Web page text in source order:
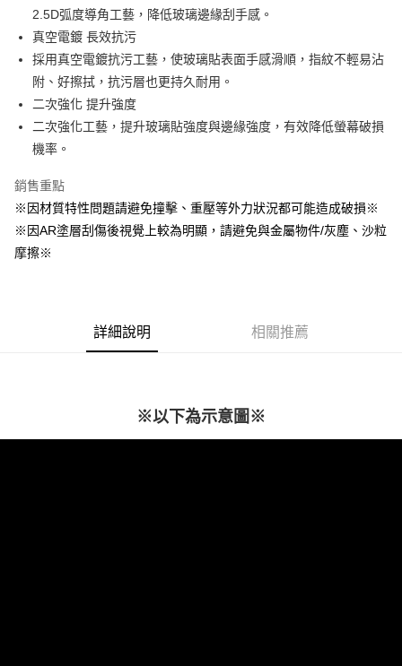
１．簡單：不需註冊會員、不需綁卡、不需儲值。
２．便利：只要手機號碼，簡訊認證，即可結帳。
３．安心：先確認商品／服務後，再付款。
【「AFTEE先享後付」結帳流程】
１．於結帳方式選擇「AFTEE先享後付」後，將跳轉至「AFTEE先享後付」
結帳頁面，進行簡訊認證並確認金額後，即可完成結帳。
２．訂單成立數日內，您將收到繳費通知簡訊。
３．收到繳費通知簡訊後14天內，點擊此簡訊中的連結，可透過四大超商／
※ 請注意：結帳手續完成當下不需立刻繳費，但若您需要取消訂單，請聯絡
後付繳納相關費用。
※ 交易是否成功請以「AFTEE先享後付 」之結帳頁面顯示為準，若有關於
是否繳費成功／繳費後需取消欲退款等相關疑問，請聯繫「AFTEE先享後付
客戶支援中心」
易，需依本服務之必要範圍內提供個人資料，並將交易相關給付款項請求債
「AFTEE先享後付」，若未經同意申辦者引起之損失，本公司不負相關責
４．使用「AFTEE先享後付」時，將依據個別帳號之用戶狀況，依本公司即
運送方式
全家取貨付款
每筆NT$60，滿NT$499(含以上)免運費
每筆NT$60，滿NT$499(含以上)免運費
付款後7-11取貨
每筆NT$60，滿NT$499(含以上)免運費
2.5D弧度導角工藝，降低玻璃邊緣刮手感。
真空電鍍 長效抗污
採用真空電鍍抗污工藝，使玻璃貼表面手感滑順，指紋不輕易沾
附、好擦拭，抗污層也更持久耐用。
二次強化 提升強度
二次強化工藝，提升玻璃貼強度與邊緣強度，有效降低螢幕破損
機率。
銷售重點
※因材質特性問題請避免撞擊、重壓等外力狀況都可能造成破損※
※因AR塗層刮傷後視覺上較為明顯，請避免與金屬物件/灰塵、沙粒
摩擦※
詳細說明 相關推薦
※以下為示意圖※